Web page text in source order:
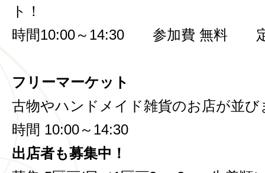
ト！
時間10:00～14:30 参加費 無料
フリーマーケット
古物やハンドメイド雑貨のお店が並び
時間 10:00～14:30
出店者も募集中！